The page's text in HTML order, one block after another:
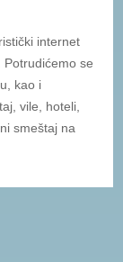
internet
se
kao i
vile, hoteli,
smeštaj na